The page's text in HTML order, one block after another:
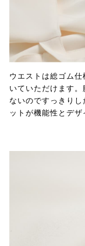
ウエストは総ゴム
いていただけます
ないのですっきり
ットが機能性とデザ